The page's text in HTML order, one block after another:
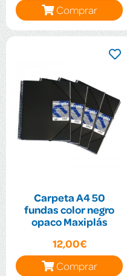
Comprar
Carpeta A4 50
fundas color negro
opaco Maxiplás
12,00€
Comprar